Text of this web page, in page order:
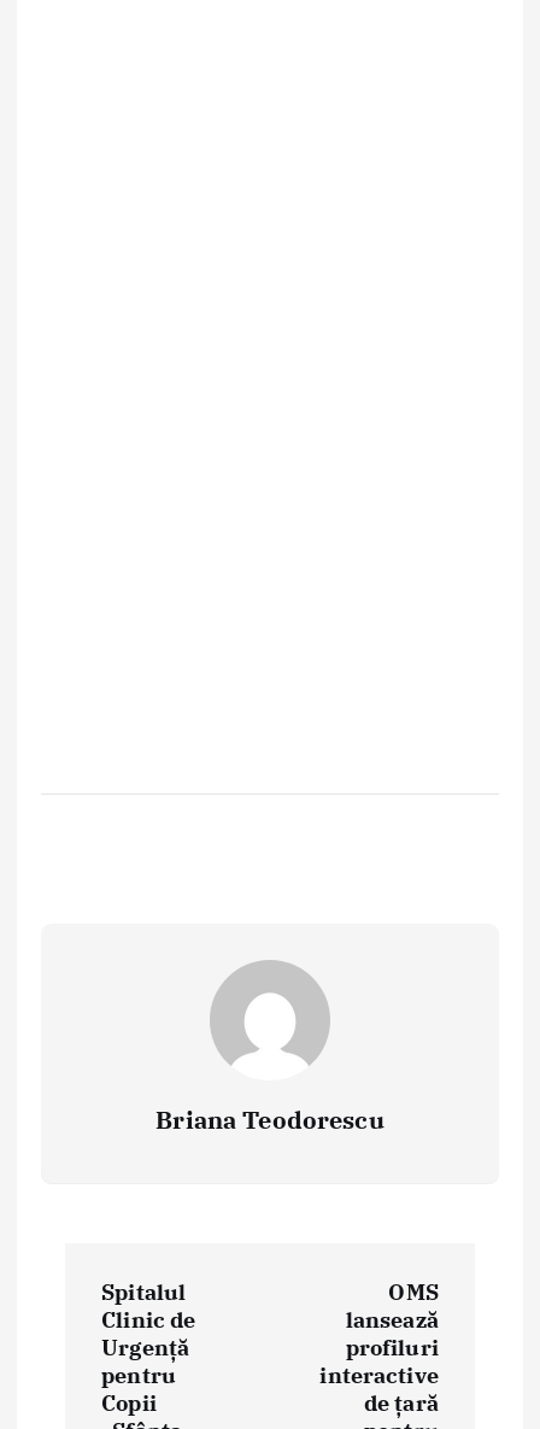
Briana Teodorescu
Spitalul
Clinic de
Urgență
pentru
Copii
OMS
lansează
profiluri
interactive
de țară